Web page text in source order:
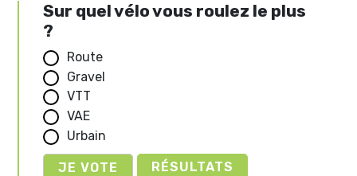
Sur quel vélo vous roulez le plus
?
Route
Gravel
VTT
VAE
Urbain
RÉSULTATS